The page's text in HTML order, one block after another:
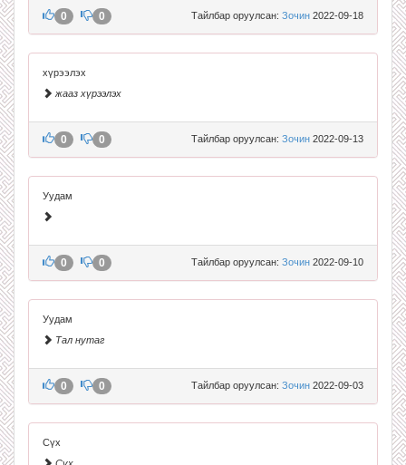
Тайлбар оруулсан: Зочин 2022-09-18
0 0
хүрээлэх
жааз хүрээлэх
Тайлбар оруулсан: Зочин 2022-09-13
0 0
Уудам
Тайлбар оруулсан: Зочин 2022-09-10
0 0
Уудам
Тал нутаг
Тайлбар оруулсан: Зочин 2022-09-03
0 0
Сүх